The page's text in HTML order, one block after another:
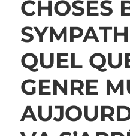
CHOSES
QUEL
GENRE